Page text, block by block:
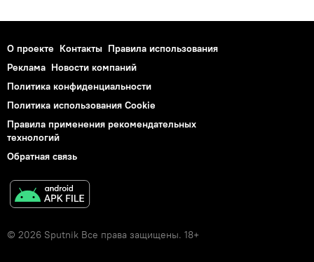
О проекте Контакты Правила использования
Реклама Новости компаний
Политика конфиденциальности
Политика использования Cookie
Правила применения рекомендательных
технологий
Обратная связь
© 2026 Sputnik Все права защищены. 18+